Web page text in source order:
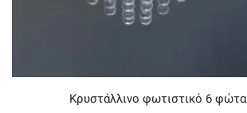
Κρυστάλλινο φωτιστικό 6